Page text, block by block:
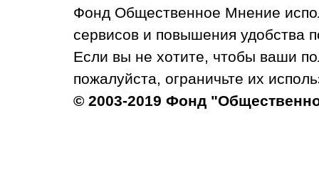
Фонд Общественное Мнение
сервисов и повышения удобства
Если вы не хотите, чтобы ваши
пожалуйста, ограничьте их
© 2003-2019 Фонд